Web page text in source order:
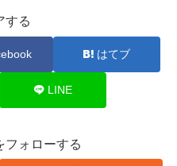
する
はてブ
LINE
フォローする